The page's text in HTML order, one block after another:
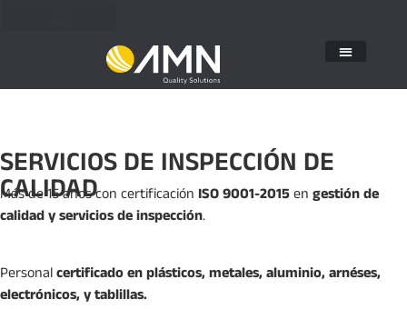
SERVICIOS DE INSPECCIÓN DE
CALIDAD
Más de 15 años con certificación ISO 9001-2015en gestión de
calidad y servicios de inspección.
Personalcertificado en plásticos, metales, aluminio, arnéses,
electrónicos, y tablillas.